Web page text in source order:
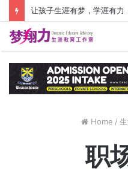
Home /
职